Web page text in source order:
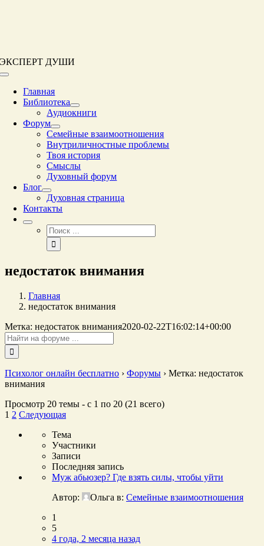
ЭКСПЕРТ ДУШИ
Переключение
навигацииГлавная
Библиотека
Аудиокниги
Форум
Семейные взаимоотношения
Внутриличностные проблемы
Твоя история
Смыслы
Духовный форум
Блог
Духовная страница
Контакты
Результат
поиска:
недостаток внимания
Главная
недостаток внимания
Метка: недостаток внимания2020-02-22T16:02:14+00:00
Поиск:
Психолог онлайн бесплатно › Форумы › Метка: недостаток
внимания
Просмотр 20 темы - с 1 по 20 (21 всего)
1 2 Следующая
Тема
Участники
Записи
Последняя запись
Муж абьюзер? Где взять силы, чтобы уйти
Автор:
Ольга в: Семейные взаимоотношения
1
5
4 года, 2 месяца назад